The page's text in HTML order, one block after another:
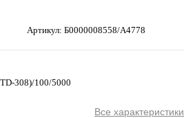
Артикул: Б0000008558/A4778
308)/100/5000
Все характеристики